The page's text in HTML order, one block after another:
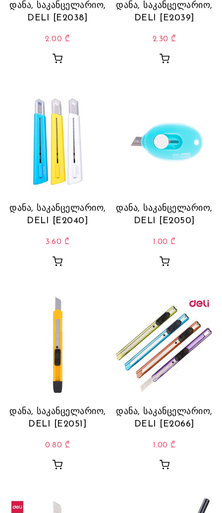
დანა, საკანცელარიო,
DELI [E2038]
2.00 ₾
დანა, საკანცელარიო,
DELI [E2039]
2.30 ₾
დანა, საკანცელარიო,
DELI [E2040]
3.60 ₾
დანა, საკანცელარიო,
DELI [E2050]
1.00 ₾
დანა, საკანცელარიო,
DELI [E2051]
0.80 ₾
დანა, საკანცელარიო,
DELI [E2066]
1.00 ₾